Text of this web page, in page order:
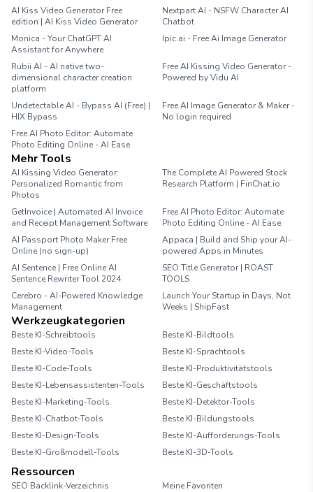
AI Kiss Video Generator Free
edition | AI Kiss Video Generator
Nextpart AI - NSFW Character AI
Chatbot
Monica - Your ChatGPT AI
Assistant for Anywhere
Ipic.ai - Free Ai Image Generator
Rubii AI - AI native two-
dimensional character creation
platform
Free AI Kissing Video Generator -
Powered by Vidu AI
Undetectable AI - Bypass AI (Free) |
HIX Bypass
Free AI Image Generator & Maker -
No login required
Free AI Photo Editor: Automate
Photo Editing Online - AI Ease
Mehr Tools
AI Kissing Video Generator:
Personalized Romantic from
Photos
The Complete AI Powered Stock
Research Platform | FinChat.io
GetInvoice | Automated AI Invoice
and Receipt Management Software
Free AI Photo Editor: Automate
Photo Editing Online - AI Ease
AI Passport Photo Maker Free
Online (no sign-up)
Appaca | Build and Ship your AI-
powered Apps in Minutes
AI Sentence | Free Online AI
Sentence Rewriter Tool 2024
SEO Title Generator | ROAST
TOOLS
Cerebro - AI-Powered Knowledge
Management
Launch Your Startup in Days, Not
Weeks | ShipFast
Werkzeugkategorien
Beste KI-Schreibtools
Beste KI-Bildtools
Beste KI-Video-Tools
Beste KI-Sprachtools
Beste KI-Code-Tools
Beste KI-Produktivitätstools
Beste KI-Lebensassistenten-Tools
Beste KI-Geschäftstools
Beste KI-Marketing-Tools
Beste KI-Detektor-Tools
Beste KI-Chatbot-Tools
Beste KI-Bildungstools
Beste KI-Design-Tools
Beste KI-Aufforderungs-Tools
Beste KI-Großmodell-Tools
Beste KI-3D-Tools
Ressourcen
SEO Backlink-Verzeichnis
Meine Favoriten